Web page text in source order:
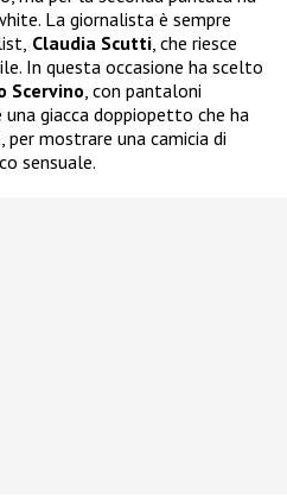
La giornalista è sempre
Claudia Scutti , che riesce
In questa occasione ha scelto
Scervino , con pantaloni
giacca doppiopetto che ha
mostrare una camicia di
sensuale.